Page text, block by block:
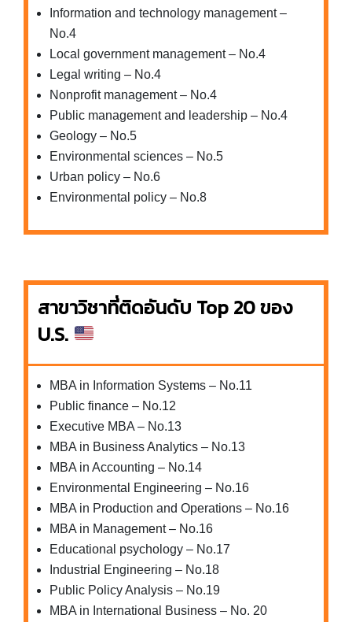
Information and technology management –
No.4
Local government management – No.4
Legal writing – No.4
Nonprofit management – No.4
Public management and leadership – No.4
Geology – No.5
Environmental sciences – No.5
Urban policy – No.6
Environmental policy – No.8
สาขาวิชาที่ติดอันดับ Top 20 ของ
U.S.
MBA in Information Systems – No.11
Public finance – No.12
Executive MBA – No.13
MBA in Business Analytics – No.13
MBA in Accounting – No.14
Environmental Engineering – No.16
MBA in Production and Operations – No.16
MBA in Management – No.16
Educational psychology – No.17
Industrial Engineering – No.18
Public Policy Analysis – No.19
MBA in International Business – No. 20